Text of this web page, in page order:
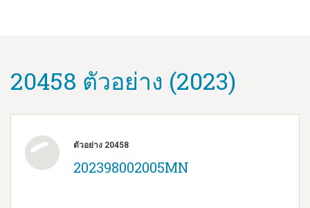
20458 ตัวอย่าง (2023)
ตัวอย่าง 20458
202398002005MN